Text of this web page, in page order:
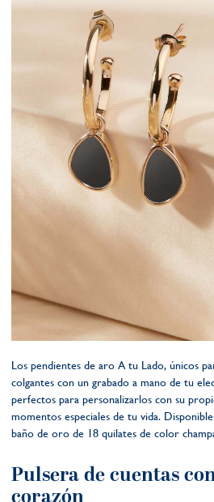
Los pendientes de aro A tu Lado, únicos
colgantes con un grabado a mano de tu
perfectos para personalizarlos con su
momentos especiales de tu vida.
baño de oro de 18 quilates de color
Pulsera de cuentas